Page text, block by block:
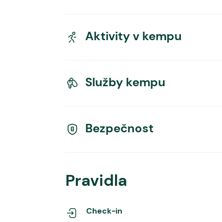
Aktivity v kempu
Služby kempu
Bezpečnost
Pravidla
Check-in